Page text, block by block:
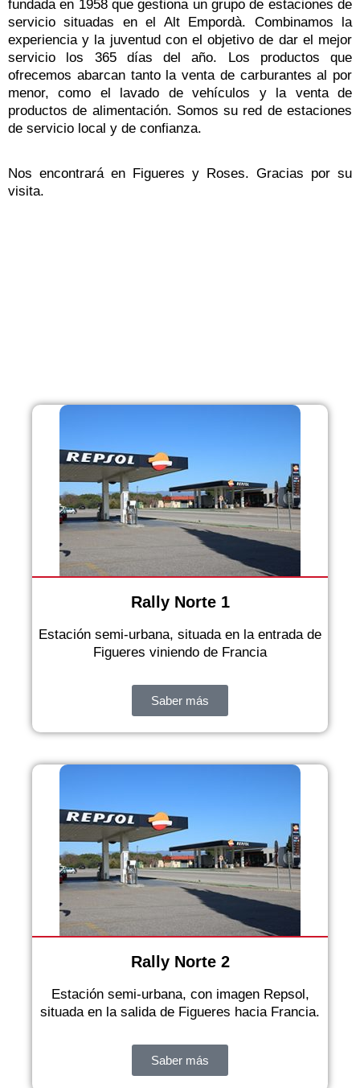
fundada en 1958 que gestiona un grupo de estaciones de
servicio situadas en el Alt Empordà. Combinamos la
experiencia y la juventud con el objetivo de dar el mejor
servicio los 365 días del año. Los productos que
ofrecemos abarcan tanto la venta de carburantes al por
menor, como el lavado de vehículos y la venta de
productos de alimentación. Somos su red de estaciones
de servicio local y de confianza.
Nos encontrará en Figueres y Roses. Gracias por su
visita.
ESTACIO
Rally Norte 1
Estación semi-urbana, situada en la entrada de
Figueres viniendo de Francia
Saber más
Rally Norte 2
Estación semi-urbana, con imagen Repsol,
situada en la salida de Figueres hacia Francia.
Saber más